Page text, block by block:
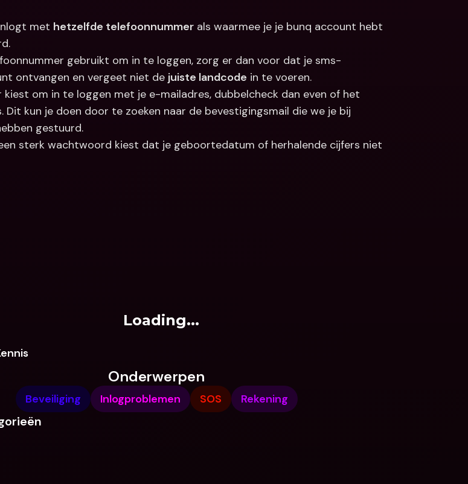
met hetzelfde telefoonnummer als waarmee je je bunq account hebt
gebruikt om in te loggen, zorg er dan voor dat je sms-
ontvangen en vergeet niet de juiste landcode in te voeren.
Dit kun je doen door te zoeken naar de bevestigingsmail die we je bij
gestuurd.
sterk wachtwoord kiest dat je geboortedatum of herhalende cijfers niet
Loading...
Onderwerpen
Beveiliging Inlogproblemen SOS Rekening